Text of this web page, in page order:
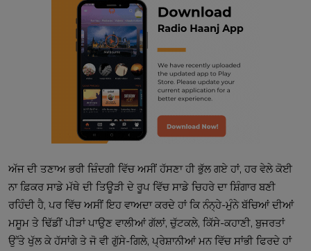
ਅੱਜ ਦੀ ਤਣਾਅ ਭਰੀ ਜ਼ਿੰਦਗੀ ਵਿੱਚ ਅਸੀਂ ਹੱਸਣਾ ਹੀ ਭੁੱਲ ਗਏ ਹਾਂ, ਹਰ ਵੇਲੇ ਕੋਈ
ਨਾ ਫ਼ਿਕਰ ਸਾਡੇ ਮੱਥੇ ਦੀ ਤਿਊੜੀ ਦੇ ਰੂਪ ਵਿੱਚ ਸਾਡੇ ਚਿਹਰੇ ਦਾ ਸ਼ਿੰਗਾਰ ਬਣੀ
ਰਹਿੰਦੀ ਹੈ, ਪਰ ਵਿੱਚ ਅਸੀਂ ਇਹ ਵਾਅਦਾ ਕਰਦੇ ਹਾਂ ਕਿ ਨੰਨ੍ਹੇ-ਮੁੰਨੇ ਬੱਚਿਆਂ ਦੀਆਂ
ਮਸੂਮ ਤੇ ਢਿੱਡੀਂ ਪੀੜਾਂ ਪਾਉਣ ਵਾਲੀਆਂ ਗੱਲਾਂ, ਚੁੱਟਕਲੇ, ਕਿੱਸੇ-ਕਹਾਣੀ, ਬੁਜਰਤਾਂ
ਉੱਤੇ ਖੁੱਲ ਕੇ ਹੱਸਾਂਗੇ ਤੇ ਜੋ ਵੀ ਗੁੱਸੇ-ਗਿਲੇ, ਪ੍ਰੇਸ਼ਾਨੀਆਂ ਮਨ ਵਿੱਚ ਸਾਂਭੀ ਫਿਰਦੇ ਹਾਂ